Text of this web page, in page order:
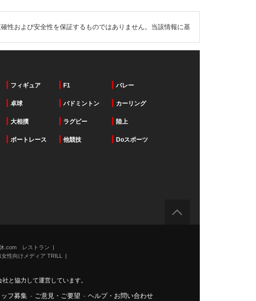
性および安全性を保証するものではありません。当該情報に基
フィギュア F1 バレー
卓球 バドミントン カーリング
大相撲 ラグビー 陸上
ボートレース 他競技 Doスポーツ
.com レストラン
女性向けメディア TRILL
と協力して運営しています。
ッフ募集 - ご意見・ご要望 - ヘルプ・お問い合わせ